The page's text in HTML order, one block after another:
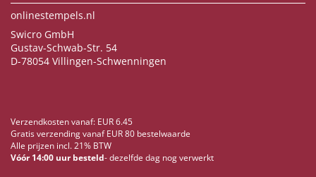
onlinestempels.nl
Swicro GmbH
Gustav-Schwab-Str. 54
D-78054 Villingen-Schwenningen
Verzendkosten vanaf: EUR 6.45
Gratis verzending vanaf EUR 80 bestelwaarde
Alle prijzen incl. 21% BTW
Vóór 14:00 uur besteld- dezelfde dag nog verwerkt